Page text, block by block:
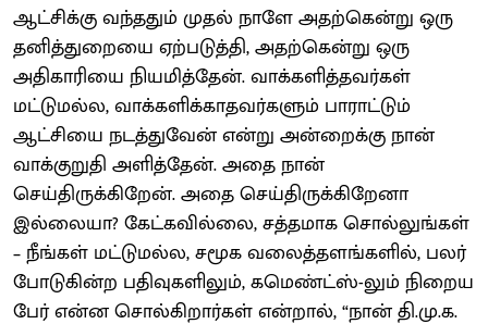
ஆட்சிக்கு வந்ததும் முதல் நாளே அதற்கென்று ஒரு
தனித்துறையை ஏற்படுத்தி, அதற்கென்று ஒரு
அதிகாரியை நியமித்தேன். வாக்களித்தவர்கள்
மட்டுமல்ல, வாக்களிக்காதவர்களும் பாராட்டும்
ஆட்சியை நடத்துவேன் என்று அன்றைக்கு நான்
வாக்குறுதி அளித்தேன். அதை நான்
செய்திருக்கிறேன். அதை செய்திருக்கிறேனா
இல்லையா? கேட்கவில்லை, சத்தமாக சொல்லுங்கள்
– நீங்கள் மட்டுமல்ல, சமூக வலைத்தளங்களில், பலர்
போடுகின்ற பதிவுகளிலும், கமெண்ட்ஸ்-லும் நிறைய
பேர் என்ன சொல்கிறார்கள் என்றால், “நான் தி.மு.க.